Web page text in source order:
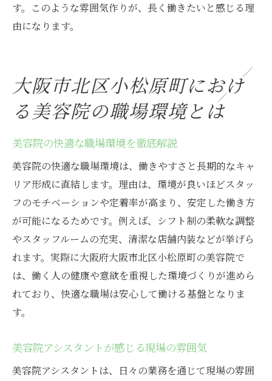
す。このような雰囲気作りが、長く働きたいと感じる理
由になります。
大阪市北区小松原町におけ
る美容院の職場環境とは
美容院の快適な職場環境を徹底解説
美容院の快適な職場環境は、働きやすさと長期的なキャ
リア形成に直結します。理由は、環境が良いほどスタッ
フのモチベーションや定着率が高まり、安定した働き方
が可能になるためです。例えば、シフト制の柔軟な調整
やスタッフルームの充実、清潔な店舗内装などが挙げら
れます。実際に大阪府大阪市北区小松原町の美容院で
は、働く人の健康や意欲を重視した環境づくりが進めら
れており、快適な職場は安心して働ける基盤となりま
す。
美容院アシスタントが感じる現場の雰囲気
美容院アシスタントは、日々の業務を通じて現場の雰囲